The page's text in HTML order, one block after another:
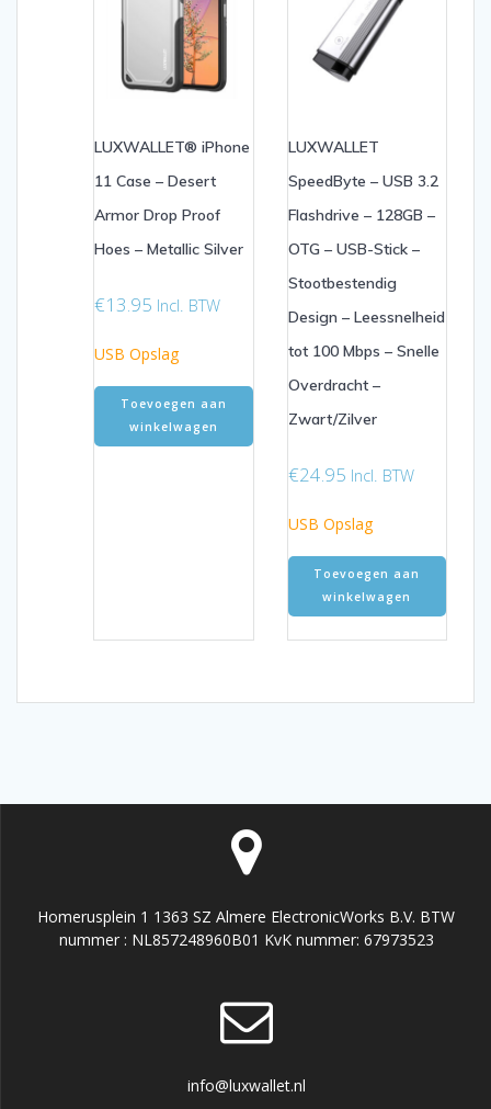
LUXWALLET® iPhone
11 Case – Desert
Armor Drop Proof
Hoes – Metallic Silver
€13.95 Incl. BTW
USB Opslag
Toevoegen aan
winkelwagen
LUXWALLET
SpeedByte – USB 3.2
Flashdrive – 128GB –
OTG – USB-Stick –
Stootbestendig
Design – Leessnelheid
tot 100 Mbps – Snelle
Overdracht –
Zwart/Zilver
€24.95 Incl. BTW
USB Opslag
Toevoegen aan
winkelwagen
Homerusplein 1 1363 SZ Almere ElectronicWorks B.V. BTW
nummer : NL857248960B01 KvK nummer: 67973523
info@luxwallet.nl